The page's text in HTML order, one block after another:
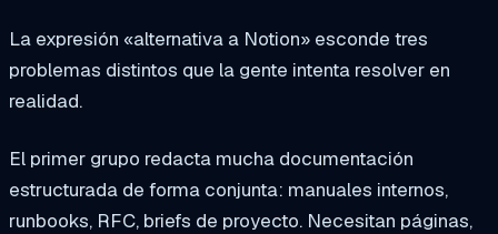
La expresión «alternativa a Notion» esconde tres
problemas distintos que la gente intenta resolver en
realidad.
El primer grupo redacta mucha documentación
estructurada de forma conjunta: manuales internos,
runbooks, RFC, briefs de proyecto. Necesitan páginas,